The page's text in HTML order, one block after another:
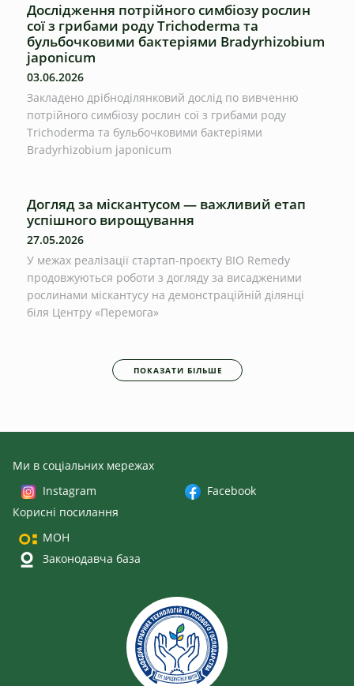
Дослідження потрійного симбіозу рослин
сої з грибами роду Trichoderma та
бульбочковими бактеріями Bradyrhizobium
japonicum
03.06.2026
Закладено дрібноділянковий дослід по вивченню
потрійного симбіозу рослин сої з грибами роду
Trichoderma та бульбочковими бактеріями
Bradyrhizobium japonicum
Догляд за міскантусом — важливий етап
успішного вирощування
27.05.2026
У межах реалізації стартап-проєкту BIO Remedy
продовжуються роботи з догляду за висадженими
рослинами міскантусу на демонстраційній ділянці
біля Центру «Перемога»
ПОКАЗАТИ БІЛЬШЕ
Ми в соціальних мережах
Instagram
Facebook
Корисні посилання
МОН
Законодавча база